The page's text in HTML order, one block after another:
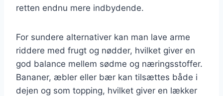
retten endnu mere indbydende.
For sundere alternativer kan man lave arme
riddere med frugt og nødder, hvilket giver en
god balance mellem sødme og næringsstoffer.
Bananer, æbler eller bær kan tilsættes både i
dejen og som topping, hvilket giver en lækker